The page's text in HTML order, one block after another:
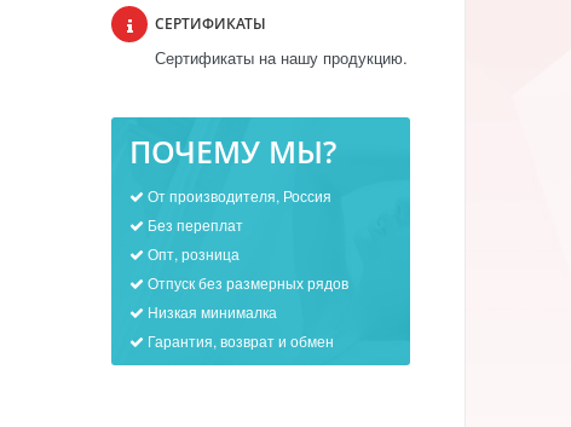
СЕРТИФИКАТЫ
Сертификаты на нашу продукцию.
ПОЧЕМУ МЫ?
От производителя, Россия
Без переплат
Опт, розница
Отпуск без размерных рядов
Низкая минималка
Гарантия, возврат и обмен